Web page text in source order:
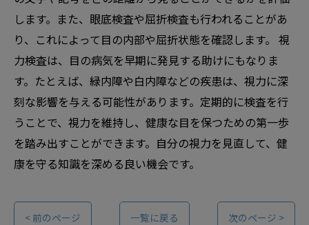
します。また、眼底検査や屈折検査も行われることがあ
り、これによって目の内部や屈折状態を確認します。 視
力検査は、目の病気を早期に発見する助けにもなりま
す。たとえば、緑内障や白内障などの疾患は、視力に深
刻な影響を与える可能性があります。定期的に検査を行
うことで、視力を維持し、健康な目を保つための第一歩
を踏み出すことができます。自分の視力を見直して、健
康を守る知識を深める良い機会です。
< 前のページ 一覧に戻る 次のページ >